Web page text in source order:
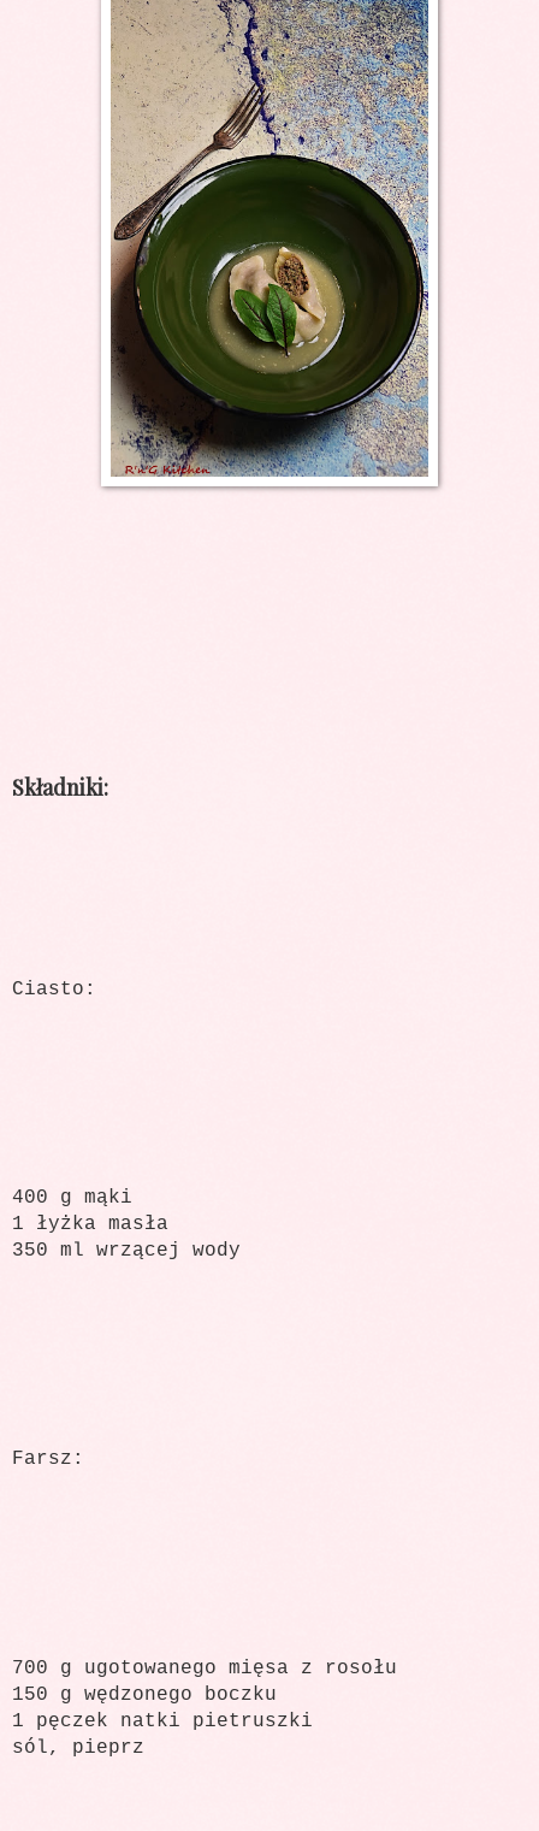
Składniki:
Ciasto:
400 g mąki
1 łyżka masła
350 ml wrzącej wody
Farsz:
700 g ugotowanego mięsa z rosołu
150 g wędzonego boczku
1 pęczek natki pietruszki
sól, pieprz